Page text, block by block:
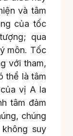
và tâm
của tốc
qua
môn. Tốc
với tham,
thể là tâm
vị A la
tâm đảm
chúng
suy